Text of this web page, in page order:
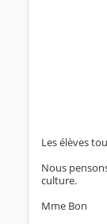
Les élèves
Nous
culture.
Mme Bon